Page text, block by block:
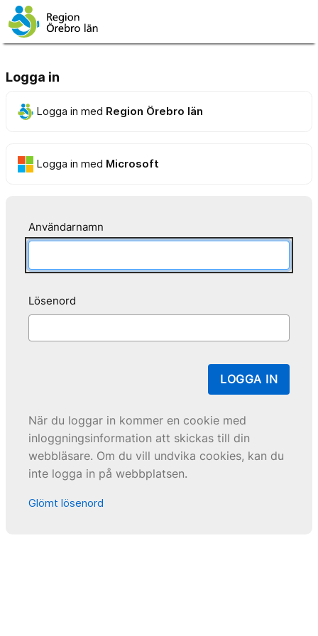
Logga in
Logga in med Region Örebro län
Logga in med Microsoft
Användarnamn
Lösenord
LOGGA IN
När du loggar in kommer en cookie med
inloggningsinformation att skickas till din
webbläsare. Om du vill undvika cookies, kan du
inte logga in på webbplatsen.
Glömt lösenord